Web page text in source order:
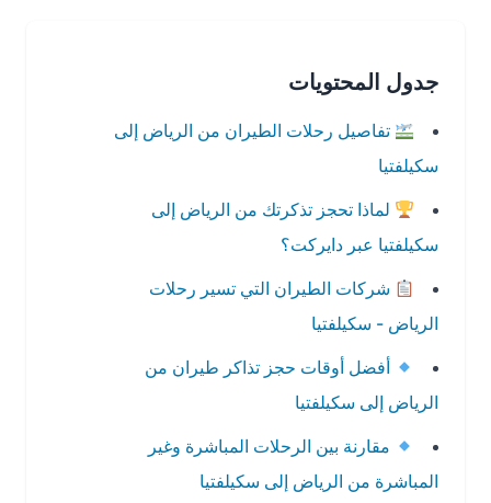
جدول المحتويات
تفاصيل رحلات الطيران من الرياض إلى
سكيلفتيا
لماذا تحجز تذكرتك من الرياض إلى
سكيلفتيا عبر دايركت؟
شركات الطيران التي تسير رحلات
الرياض - سكيلفتيا
أفضل أوقات حجز تذاكر طيران من
الرياض إلى سكيلفتيا
مقارنة بين الرحلات المباشرة وغير
المباشرة من الرياض إلى سكيلفتيا